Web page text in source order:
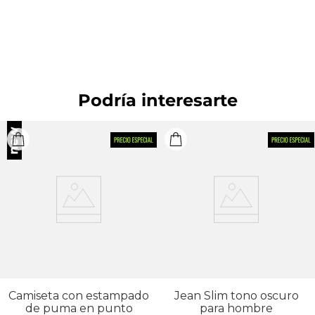
Podría interesarte
Camiseta con estampado
de puma en punto
Jean Slim tono oscuro
para hombre